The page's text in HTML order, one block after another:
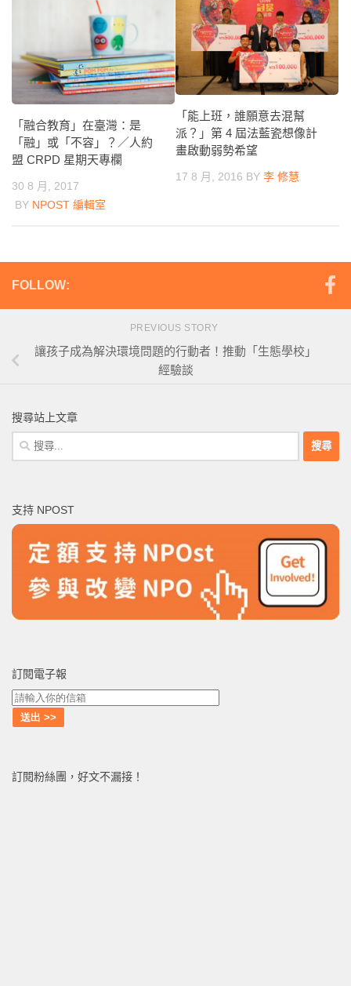
「融合教育」在臺灣：是
「融」或「不容」？／人約
盟 CRPD 星期天專欄
30 8 月, 2017
BY NPOST 編輯室
「能上班，誰願意去混幫
派？」第 4 屆法藍瓷想像計
畫啟動弱勢希望
17 8 月, 2016 BY 李 修慧
FOLLOW:
PREVIOUS STORY
讓孩子成為解決環境問題的行動者！推動「生態學校」
經驗談
搜尋站上文章
搜
尋
字:
支持 NPOST
訂閱電子報
訂閱粉絲團，好文不漏接！